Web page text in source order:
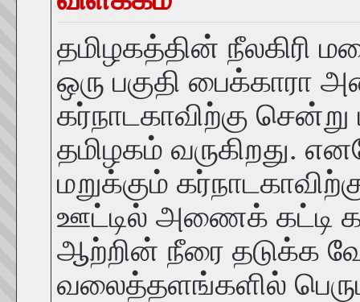
தமிழகத்தின் நீலகிரி
ஒரு பகுதி பைக்காரா
கர்நாடகாவிற்கு
தமிழகம் வருகிறது.
மறுக்கும்
ஊட்டில் அணைக் கட்டி
ஆற்றின் நீரை தடுக்க
வலைத்தளங்களில்